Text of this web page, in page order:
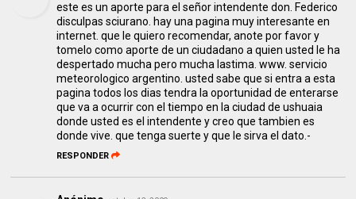
este es un aporte para el señor intendente don. Federico
disculpas sciurano. hay una pagina muy interesante en
internet. que le quiero recomendar, anote por favor y
tomelo como aporte de un ciudadano a quien usted le ha
despertado mucha pero mucha lastima. www. servicio
meteorologico argentino. usted sabe que si entra a esta
pagina todos los dias tendra la oportunidad de enterarse
que va a ocurrir con el tiempo en la ciudad de ushuaia
donde usted es el intendente y creo que tambien es
donde vive. que tenga suerte y que le sirva el dato.-
RESPONDER